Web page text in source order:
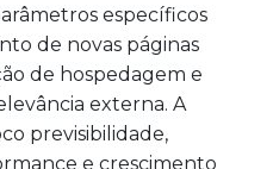
específicos
de novas páginas
de hospedagem e
externa. A
previsibilidade,
e crescimento